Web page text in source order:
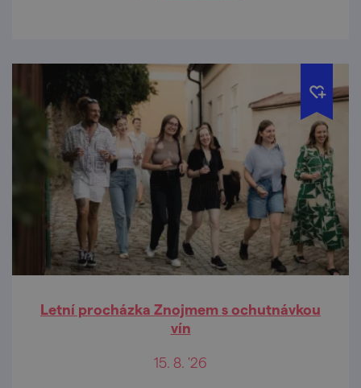
Letní procházka Znojmem s ochutnávkou
vín
15. 8. '26